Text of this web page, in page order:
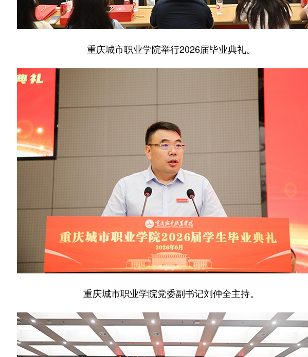
重庆城市职业学院举行2026届毕业典礼。
重庆城市职业学院党委副书记刘仲全主持。